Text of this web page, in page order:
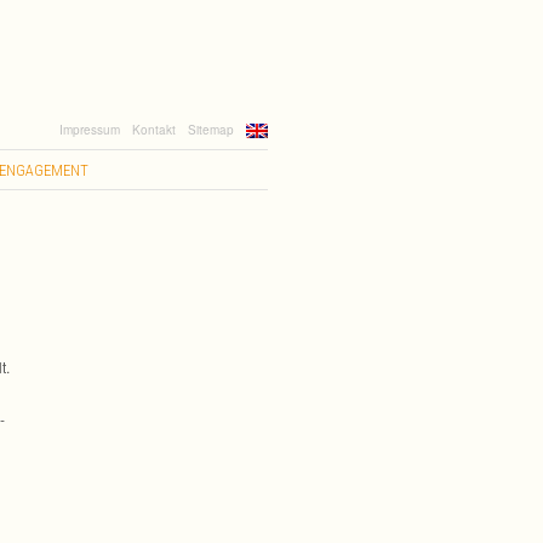
Impressum Kontakt Sitemap
ENGAGEMENT